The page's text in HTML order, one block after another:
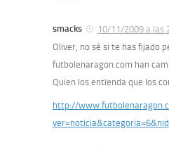
smacks
10/11/2009 a las
Oliver, no sé si te has fijado
futbolenaragon.com han
Quien los entienda que los
http://